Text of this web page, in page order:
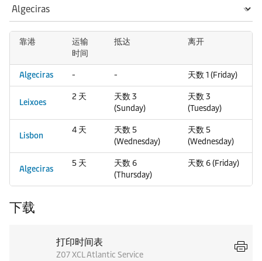
靠港
运输
时间
抵达 离开
Algeciras - - 天数 1 (Friday)
Leixoes
2 天
天数 3
(Sunday)
天数 3
(Tuesday)
Lisbon
4 天
天数 5
(Wednesday)
天数 5
(Wednesday)
Algeciras
5 天
天数 6
(Thursday)
天数 6 (Friday)
下载
打印时间表
Z07 XCL Atlantic Service